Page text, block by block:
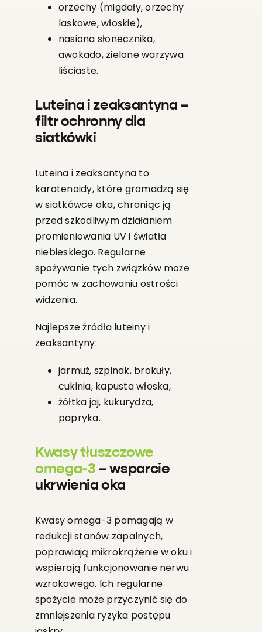
orzechy (migdały, orzechy
laskowe, włoskie),
nasiona słonecznika,
awokado, zielone warzywa
liściaste.
Luteina i zeaksantyna –
filtr ochronny dla
siatkówki
Luteina i zeaksantyna to
karotenoidy, które gromadzą się
w siatkówce oka, chroniąc ją
przed szkodliwym działaniem
promieniowania UV i światła
niebieskiego. Regularne
spożywanie tych związków może
pomóc w zachowaniu ostrości
widzenia.
Najlepsze źródła luteiny i
zeaksantyny:
jarmuż, szpinak, brokuły,
cukinia, kapusta włoska,
żółtka jaj, kukurydza,
papryka.
Kwasy tłuszczowe
omega-3 – wsparcie
ukrwienia oka
Kwasy omega-3 pomagają w
redukcji stanów zapalnych,
poprawiają mikrokrążenie w oku i
wspierają funkcjonowanie nerwu
wzrokowego. Ich regularne
spożycie może przyczynić się do
zmniejszenia ryzyka postępu